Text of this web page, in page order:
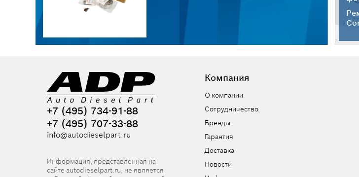
+7 (495) 734-91-88
+7 (495) 707-33-88
info@autodieselpart.ru
Информация, представленная на
сайте autodieselpart.ru, не является
Компания
О компании
Сотрудничество
Бренды
Гарантия
Доставка
Новости